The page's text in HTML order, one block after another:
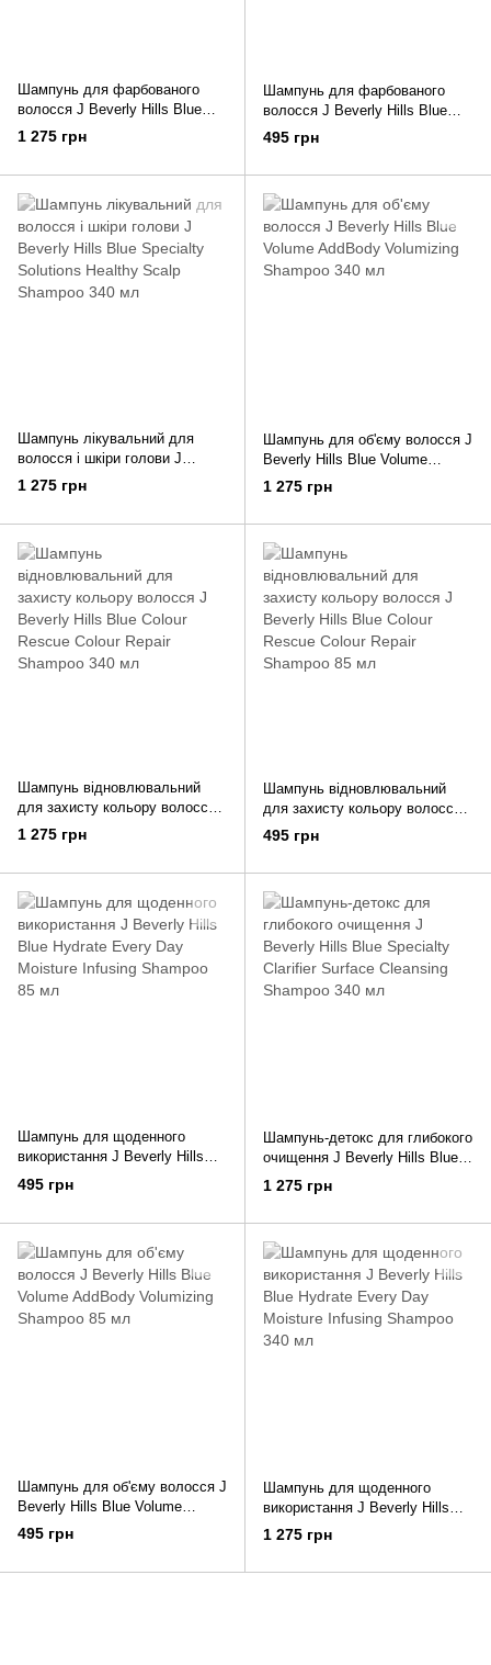
Шампунь для фарбованого
волосся J Beverly Hills Blue
Colour Fragile Colour Preserve
Shampoo 340 мл
1 275 грн
Шампунь для фарбованого
волосся J Beverly Hills Blue
Colour Fragile Colour Preserve
Shampoo 85 мл
495 грн
Шампунь лікувальний для
волосся і шкіри голови J
Beverly Hills Blue Specialty
Solutions Healthy Scalp
1 275 грн
Шампунь для об'єму волосся J
Beverly Hills Blue Volume
AddBody Volumizing Shampoo
1 275 грн
Шампунь відновлювальний
для захисту кольору волосся
J Beverly Hills Blue Colour
Rescue Colour Repair Shampoo
1 275 грн
Шампунь відновлювальний
для захисту кольору волосся J
Beverly Hills Blue Colour Rescue
Colour Repair Shampoo 85 мл
495 грн
Шампунь для щоденного
використання J Beverly Hills
Blue Hydrate Every Day
Moisture Infusing Shampoo 85
495 грн
Шампунь-детокс для глибокого
очищення J Beverly Hills Blue
Specialty Clarifier Surface
Cleansing Shampoo 340 мл
1 275 грн
Шампунь для об'єму волосся J
Beverly Hills Blue Volume
AddBody Volumizing Shampoo
495 грн
Шампунь для щоденного
використання J Beverly Hills
Blue Hydrate Every Day
Moisture Infusing Shampoo 340
1 275 грн